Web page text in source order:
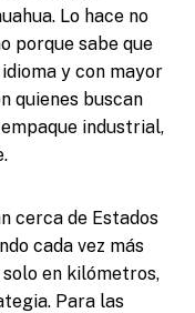
Lo hace no
porque sabe que
y con mayor
quienes buscan
industrial,
cerca de Estados
cada vez más
en kilómetros,
Para las